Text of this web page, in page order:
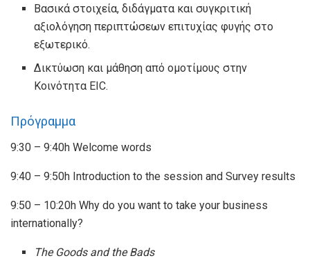
Βασικά στοιχεία, διδάγματα και συγκριτική
αξιολόγηση περιπτώσεων επιτυχίας φυγής στο
εξωτερικό.
Δικτύωση και μάθηση από ομοτίμους στην
Κοινότητα EIC.
Πρόγραμμα
9:30 – 9:40h Welcome words
9:40 – 9:50h Introduction to the session and Survey results
9:50 – 10:20h Why do you want to take your business
internationally?
The Goods and the Bads